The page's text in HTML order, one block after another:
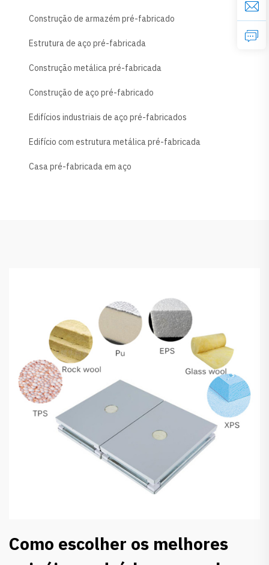
Construção de armazém pré-fabricado
Estrutura de aço pré-fabricada
Construção metálica pré-fabricada
Construção de aço pré-fabricado
Edifícios industriais de aço pré-fabricados
Edifício com estrutura metálica pré-fabricada
Casa pré-fabricada em aço
Como escolher os melhores